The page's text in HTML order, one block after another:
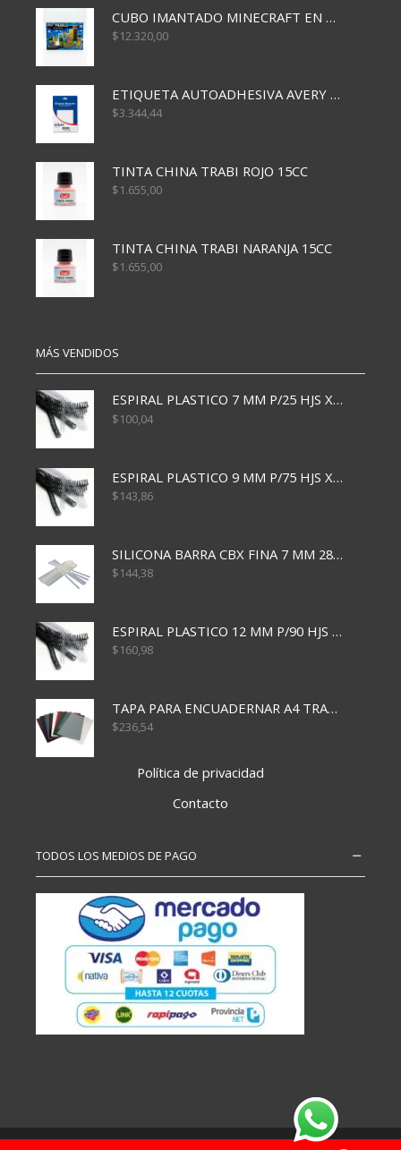
CUBO IMANTADO MINECRAFT EN CAJA x32 PCS
$12.320,00
ETIQUETA AUTOADHESIVA AVERY 3026 30H 20 X 70
$3.344,44
TINTA CHINA TRABI ROJO 15CC
$1.655,00
TINTA CHINA TRABI NARANJA 15CC
$1.655,00
MÁS VENDIDOS
ESPIRAL PLASTICO 7 MM P/25 HJS X50x3000
$100,04
ESPIRAL PLASTICO 9 MM P/75 HJS X50X2400
$143,86
SILICONA BARRA CBX FINA 7 MM 28 CM
$144,38
ESPIRAL PLASTICO 12 MM P/90 HJS X50X1500
$160,98
TAPA PARA ENCUADERNAR A4 TRANSP x50x500
$236,54
Política de privacidad
Contacto
TODOS LOS MEDIOS DE PAGO